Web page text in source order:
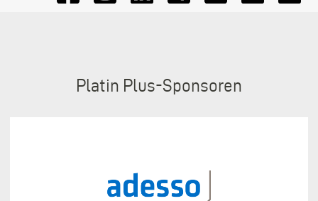
Platin Plus